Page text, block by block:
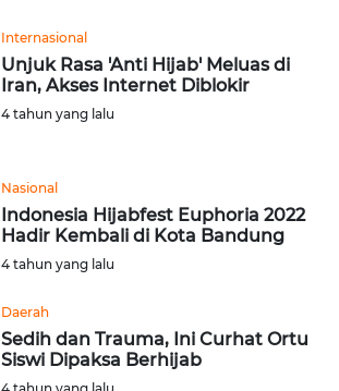
Internasional
Unjuk Rasa 'Anti Hijab' Meluas di
Iran, Akses Internet Diblokir
4 tahun yang lalu
Nasional
Indonesia Hijabfest Euphoria 2022
Hadir Kembali di Kota Bandung
4 tahun yang lalu
Daerah
Sedih dan Trauma, Ini Curhat Ortu
Siswi Dipaksa Berhijab